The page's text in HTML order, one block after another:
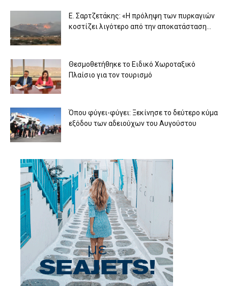
Ε. Σαρτζετάκης: «Η πρόληψη των πυρκαγιών
κοστίζει λιγότερο από την αποκατάσταση...
Θεσμοθετήθηκε το Ειδικό Χωροταξικό
Πλαίσιο για τον τουρισμό
Όπου φύγει-φύγει: Ξεκίνησε το δεύτερο κύμα
εξόδου των αδειούχων του Αυγούστου